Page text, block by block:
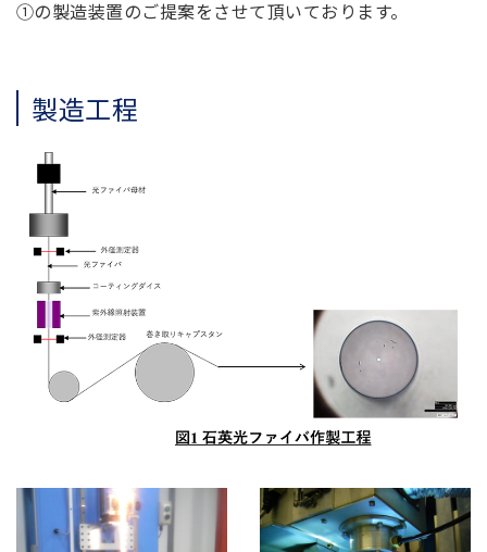
①の製造装置のご提案をさせて頂いております。
製造工程